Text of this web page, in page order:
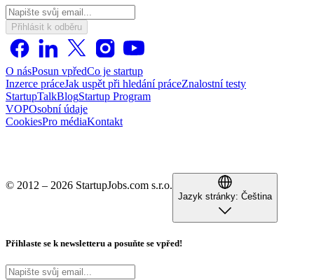
Přihlásit k odběru
O násPosun vpředCo je startup
Inzerce práceJak uspět při hledání práceZnalostní testy
StartupTalkBlogStartup Program
VOPOsobní údaje
CookiesPro médiaKontakt
© 2012 – 2026 StartupJobs.com s.r.o.
Jazyk stránky: Čeština
Přihlaste se k newsletteru a posuňte se vpřed!